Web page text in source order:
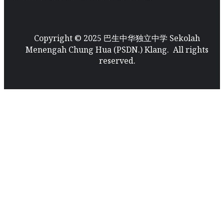
Copyright © 2025 巴生中华独立中学 Sekolah
Menengah Chung Hua (PSDN.) Klang. All rights
reserved.